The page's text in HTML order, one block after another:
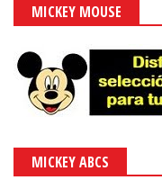
MICKEY MOUSE
MICKEY ABCS